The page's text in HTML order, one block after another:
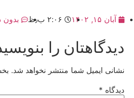
آبان ۱۵, ۱۴۰۲ ۲:۰۶ ب٫ظ بدون
دیدگاهتان را
نشانی ایمیل شما منتشر نخواهد شد.
دیدگاه *